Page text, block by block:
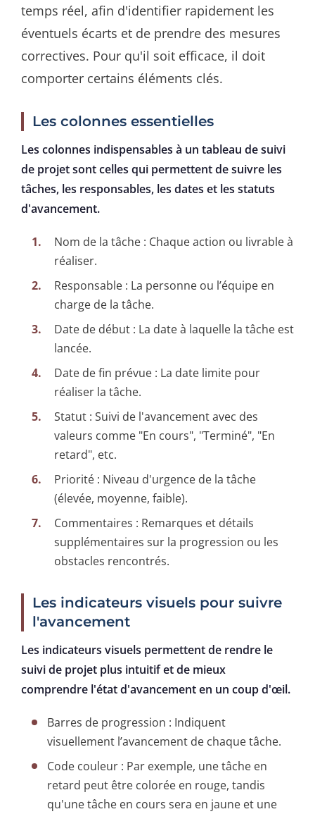
temps réel, afin d'identifier rapidement les
éventuels écarts et de prendre des mesures
correctives. Pour qu'il soit efficace, il doit
comporter certains éléments clés.
Les colonnes essentielles
Les colonnes indispensables à un tableau de suivi
de projet sont celles qui permettent de suivre les
tâches, les responsables, les dates et les statuts
d'avancement.
Nom de la tâche : Chaque action ou livrable à
réaliser.
Responsable : La personne ou l’équipe en
charge de la tâche.
Date de début : La date à laquelle la tâche est
lancée.
Date de fin prévue : La date limite pour
réaliser la tâche.
Statut : Suivi de l'avancement avec des
valeurs comme "En cours", "Terminé", "En
retard", etc.
Priorité : Niveau d'urgence de la tâche
(élevée, moyenne, faible).
Commentaires : Remarques et détails
supplémentaires sur la progression ou les
obstacles rencontrés.
Les indicateurs visuels pour suivre
l'avancement
Les indicateurs visuels permettent de rendre le
suivi de projet plus intuitif et de mieux
comprendre l'état d'avancement en un coup d'œil.
Barres de progression : Indiquent
visuellement l’avancement de chaque tâche.
Code couleur : Par exemple, une tâche en
retard peut être colorée en rouge, tandis
qu'une tâche en cours sera en jaune et une